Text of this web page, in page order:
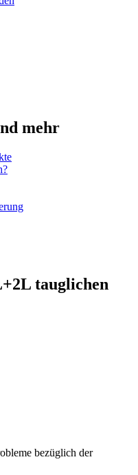
mehr
tauglichen
bezüglich der